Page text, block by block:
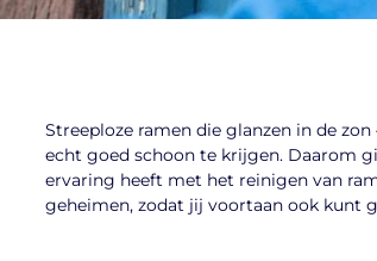
Streeploze ramen die glanzen in de
echt goed schoon te krijgen. Daarom
ervaring heeft met het reinigen van
geheimen, zodat jij voortaan ook kunt